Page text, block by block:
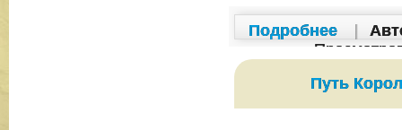
Подробнее |
Путь